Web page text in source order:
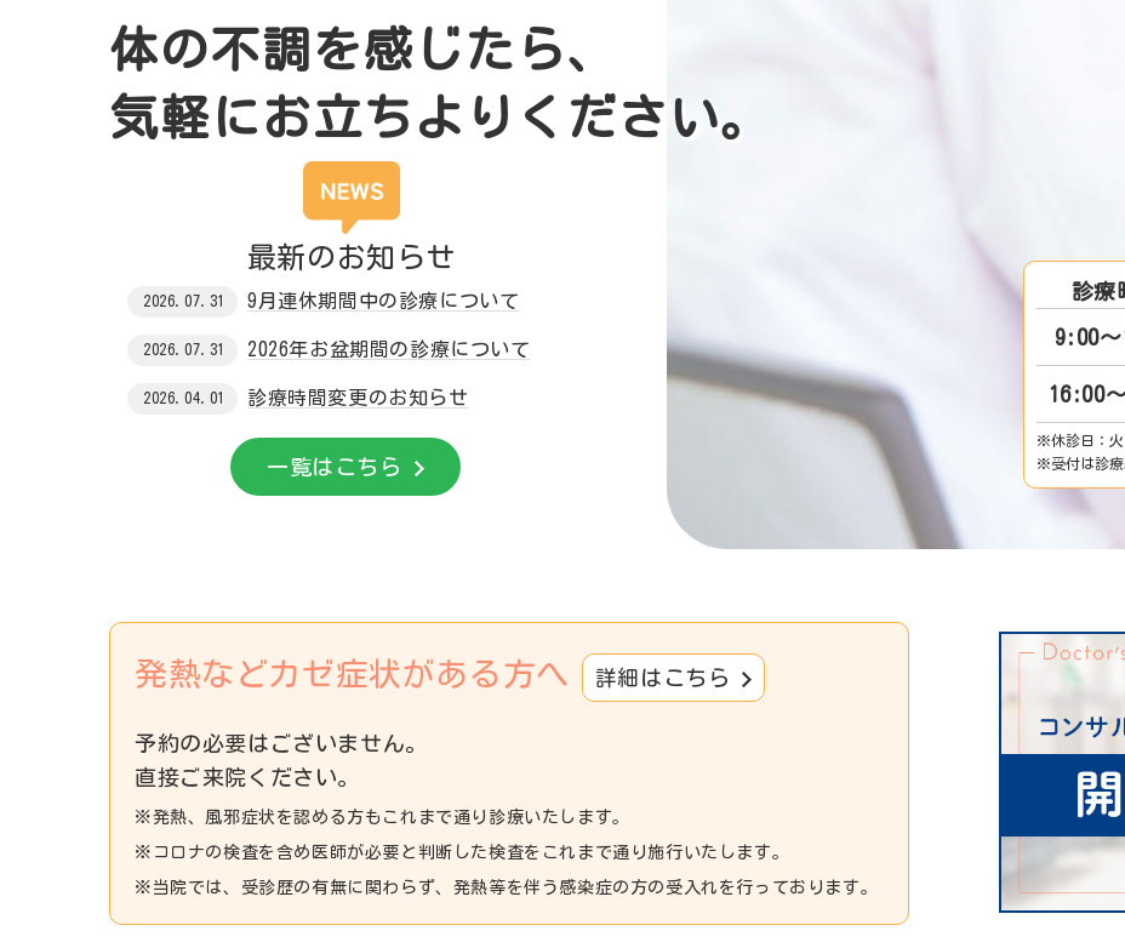
体の不調 を感 じ た ら、
気軽にお立ち よ り く ださ い。
発熱などカゼ症状がある方へ 詳細はこちら
予約の必要はございません。
直接ご来院ください。
※発熱、風邪症状を認める方もこれまで通り診療いたします。
※コロナの検査を含め医師が必要と判断した検査をこれまで通り施行いたします。
※当院では、受診歴の有無に関わらず、発熱等を伴う感染症の方の受入れを行っております。
診療
9:00
16:00
※休診日：火
※受付は診療
最新のお知らせ
9月連休期間中の診療について
2026.07.31
2026年お盆期間の診療について
2026.07.31
診療時間変更のお知らせ
2026.04.01
一覧はこちら